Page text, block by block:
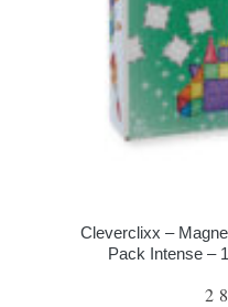
Cleverclixx –
Pack Intense –
2